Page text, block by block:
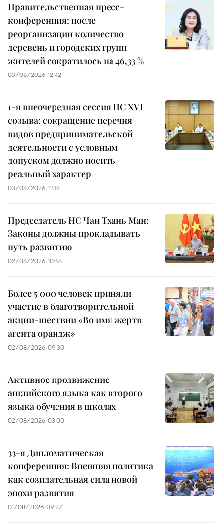
Правительственная пресс-
конференция: после
реорганизации количество
деревень и городских групп
жителей сократилось на 46,33 %
03/08/2026 12:42
1-я внеочередная сессия НС XVI
созыва: сокращение перечня
видов предпринимательской
деятельности с условным
допуском должно носить
реальный характер
03/08/2026 11:38
Председатель НС Чан Тхань Ман:
Законы должны прокладывать
путь развитию
02/08/2026 10:48
Более 5 000 человек приняли
участие в благотворительной
акции-шествии «Во имя жертв
агента орандж»
02/08/2026 09:30
Активное продвижение
английского языка как второго
языка обучения в школах
02/08/2026 03:00
33-я Дипломатическая
конференция: Внешняя политика
как созидательная сила новой
эпохи развития
01/08/2026 09:27